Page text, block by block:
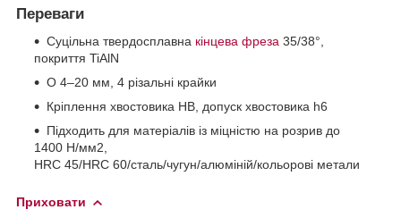
Переваги
Суцільна твердосплавна кінцева фреза 35/38°,
покриття TiAlN
O 4–20 мм, 4 різальні крайки
Кріплення хвостовика HB, допуск хвостовика h6
Підходить для матеріалів із міцністю на розрив до
1400 Н/мм2,
HRC 45/HRC 60/сталь/чугун/алюміній/кольорові метали
Приховати